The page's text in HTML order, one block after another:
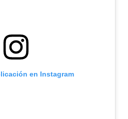
en Instagram